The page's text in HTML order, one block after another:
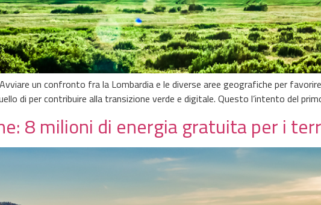
un confronto fra la Lombardia e le diverse aree geografiche per
di per contribuire alla transizione verde e digitale. Questo l’intento del
8 milioni di energia gratuita per i